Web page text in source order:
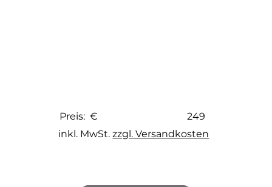
Preis: €
249
inkl. MwSt.zzgl. Versandkosten